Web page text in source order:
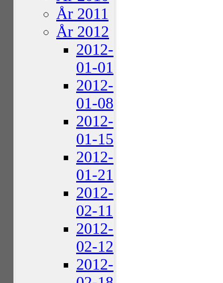
År 2011
År 2012
2012-
01-01
2012-
01-08
2012-
01-15
2012-
01-21
2012-
02-11
2012-
02-12
2012-